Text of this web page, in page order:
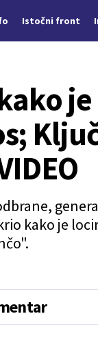
Istočni front
kako je